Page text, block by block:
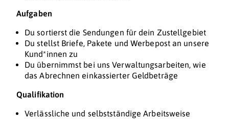
Aufgaben
Du sortierst die Sendungen für dein Zustellgebiet
Du stellst Briefe, Pakete und Werbepost an unsere
Kund*innen zu
Du übernimmst bei uns Verwaltungsarbeiten, wie
das Abrechnen einkassierter Geldbeträge
Qualifikation
Verlässliche und selbstständige Arbeitsweise